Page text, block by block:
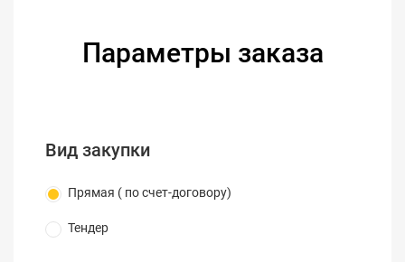
Параметры заказа
Вид закупки
Прямая ( по счет-договору)
Тендер